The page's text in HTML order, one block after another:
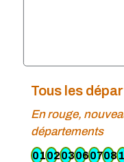
MDP 2001
MDP 1999
Tous les
En rouge,
départements
010203060708